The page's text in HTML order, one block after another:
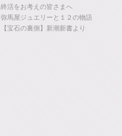
終活をお考えの皆さまへ
弥馬屋ジュエリーと１２の物語
【宝石の裏側】新潮新書より